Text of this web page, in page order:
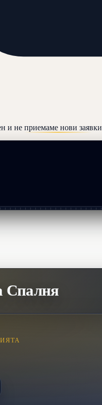
и не приемаме нови заявки
Спалня